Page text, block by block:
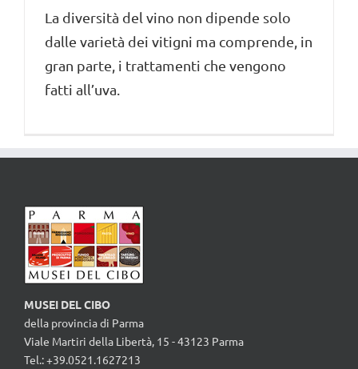
La diversità del vino non dipende solo
dalle varietà dei vitigni ma comprende, in
gran parte, i trattamenti che vengono
fatti all’uva.
MUSEI DEL CIBO
della provincia di Parma
Viale Martiri della Libertà, 15 - 43123 Parma
Tel.: +39.0521.1627213